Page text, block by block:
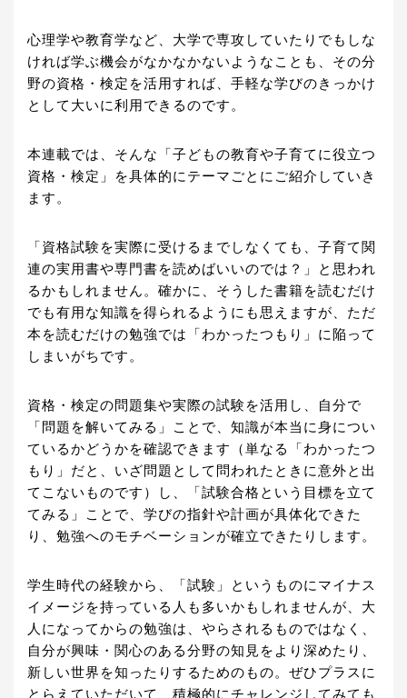
心理学や教育学など、大学で専攻していたりでもしな
ければ学ぶ機会がなかなかないようなことも、その分
野の資格・検定を活用すれば、手軽な学びのきっかけ
として大いに利用できるのです。
本連載では、そんな「子どもの教育や子育てに役立つ
資格・検定」を具体的にテーマごとにご紹介していき
ます。
「資格試験を実際に受けるまでしなくても、子育て関
連の実用書や専門書を読めばいいのでは？」と思われ
るかもしれません。確かに、そうした書籍を読むだけ
でも有用な知識を得られるようにも思えますが、ただ
本を読むだけの勉強では「わかったつもり」に陥って
しまいがちです。
資格・検定の問題集や実際の試験を活用し、自分で
「問題を解いてみる」ことで、知識が本当に身につい
ているかどうかを確認できます（単なる「わかったつ
もり」だと、いざ問題として問われたときに意外と出
てこないものです）し、「試験合格という目標を立て
てみる」ことで、学びの指針や計画が具体化できた
り、勉強へのモチベーションが確立できたりします。
学生時代の経験から、「試験」というものにマイナス
イメージを持っている人も多いかもしれませんが、大
人になってからの勉強は、やらされるものではなく、
自分が興味・関心のある分野の知見をより深めたり、
新しい世界を知ったりするためのもの。ぜひプラスに
とらえていただいて、積極的にチャレンジしてみても